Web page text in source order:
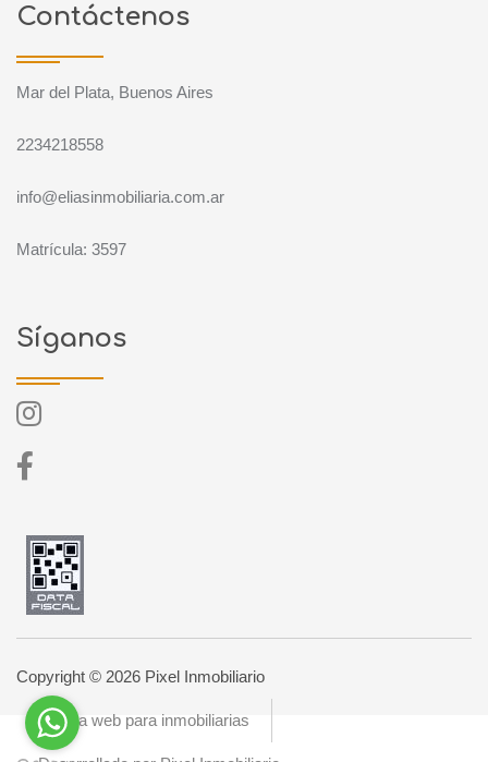
Contáctenos
Mar del Plata, Buenos Aires
2234218558
info@eliasinmobiliaria.com.ar
Matrícula: 3597
Síganos
Copyright © 2026 Pixel Inmobiliario
Página web para inmobiliarias